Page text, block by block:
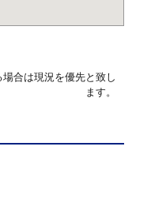
合は現況を優先と致し
ます。